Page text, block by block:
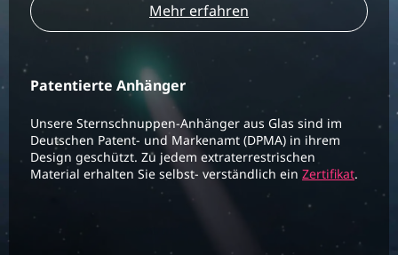
Mehr erfahren
Patentierte Anhänger
Unsere Sternschnuppen-Anhänger aus Glas sind im
Deutschen Patent- und Markenamt (DPMA) in ihrem
Design geschützt. Zu jedem extraterrestrischen
Material erhalten Sie selbst- verständlich ein Zertifikat.